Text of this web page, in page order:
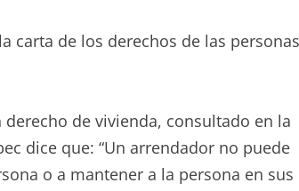
carta de los derechos de las
de vivienda, consultado en la
dice que: “Un arrendador no puede
o a mantener a la persona en sus